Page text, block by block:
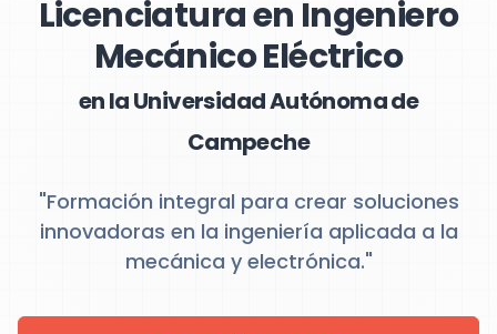
Licenciatura en Ingeniero
Mecánico Eléctrico
en la Universidad Autónoma de
Campeche
"Formación integral para crear soluciones
innovadoras en la ingeniería aplicada a la
mecánica y electrónica."